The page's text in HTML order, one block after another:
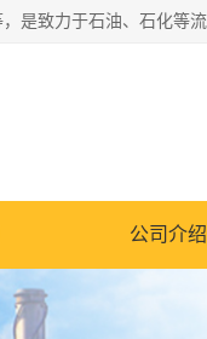
公司介绍